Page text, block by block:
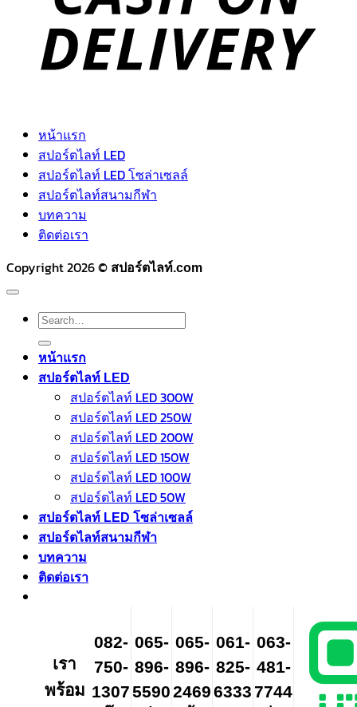
หน้าแรก
สปอร์ตไลท์ LED
สปอร์ตไลท์ LED โซล่าเซลล์
สปอร์ตไลท์สนามกีฬา
บทความ
ติดต่อเรา
Copyright 2026 © สปอร์ตไลท์.com
Search
for:
หน้าแรก
สปอร์ตไลท์ LED
สปอร์ตไลท์ LED 300W
สปอร์ตไลท์ LED 250W
สปอร์ตไลท์ LED 200W
สปอร์ตไลท์ LED 150W
สปอร์ตไลท์ LED 100W
สปอร์ตไลท์ LED 50W
สปอร์ตไลท์ LED โซล่าเซลล์
สปอร์ตไลท์สนามกีฬา
บทความ
ติดต่อเรา
เรา
พร้อม
082-
750-
1307
065-
896-
5590
065-
896-
2469
061-
825-
6333
063-
481-
7744